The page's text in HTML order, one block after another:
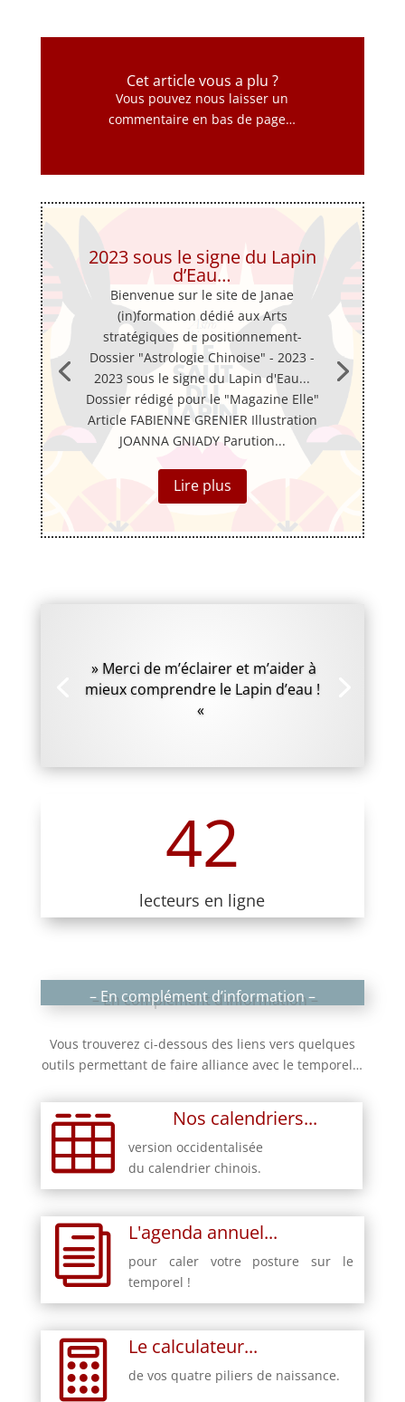
Cet article vous a plu ?
Vous pouvez nous laisser un
commentaire en bas de page…
2023 sous le signe du Lapin
d’Eau…
Bienvenue sur le site de Janae
(in)formation dédié aux Arts
stratégiques de positionnement-
Dossier "Astrologie Chinoise" - 2023 -
2023 sous le signe du Lapin d'Eau...
Dossier rédigé pour le "Magazine Elle"
Article FABIENNE GRENIER Illustration
JOANNA GNIADY Parution...
Lire plus
» Merci de m’éclairer et m’aider à
mieux comprendre le Lapin d’eau !
«
42
lecteurs en ligne
– En complément d’information –
Vous trouverez ci-dessous des liens vers quelques
outils permettant de faire alliance avec le temporel…
 Nos calendriers...
version occidentalisée
du calendrier chinois.
i L'agenda annuel...
pour caler votre posture sur le
temporel !
 Le calculateur...
de vos quatre piliers de naissance.